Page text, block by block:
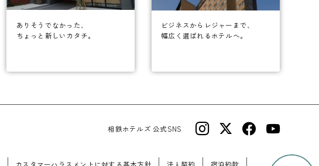
ありそうでなかった、
ちょっと新しいカタチ。
ビジネスからレジャーまで、
幅広く選ばれるホテルへ。
相鉄ホテルズ 公式SNS